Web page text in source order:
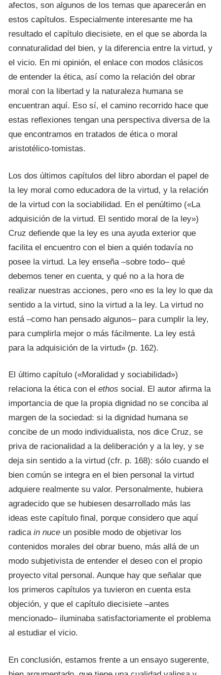
afectos, son algunos de los temas que aparecerán en
estos capítulos. Especialmente interesante me ha
resultado el capítulo diecisiete, en el que se aborda la
connaturalidad del bien, y la diferencia entre la virtud, y
el vicio. En mi opinión, el enlace con modos clásicos
de entender la ética, así como la relación del obrar
moral con la libertad y la naturaleza humana se
encuentran aquí. Eso sí, el camino recorrido hace que
estas reflexiones tengan una perspectiva diversa de la
que encontramos en tratados de ética o moral
aristotélico-tomistas.
Los dos últimos capítulos del libro abordan el papel de
la ley moral como educadora de la virtud, y la relación
de la virtud con la sociabilidad. En el penúltimo («La
adquisición de la virtud. El sentido moral de la ley»)
Cruz defiende que la ley es una ayuda exterior que
facilita el encuentro con el bien a quién todavía no
posee la virtud. La ley enseña –sobre todo– qué
debemos tener en cuenta, y qué no a la hora de
realizar nuestras acciones, pero «no es la ley lo que da
sentido a la virtud, sino la virtud a la ley. La virtud no
está –como han pensado algunos– para cumplir la ley,
para cumplirla mejor o más fácilmente. La ley está
para la adquisición de la virtud» (p. 162).
El último capítulo («Moralidad y sociabilidad»)
relaciona la ética con el ethos social. El autor afirma la
importancia de que la propia dignidad no se conciba al
margen de la sociedad: si la dignidad humana se
concibe de un modo individualista, nos dice Cruz, se
priva de racionalidad a la deliberación y a la ley, y se
deja sin sentido a la virtud (cfr. p. 168): sólo cuando el
bien común se integra en el bien personal la virtud
adquiere realmente su valor. Personalmente, hubiera
agradecido que se hubiesen desarrollado más las
ideas este capítulo final, porque considero que aquí
radica in nuce un posible modo de objetivar los
contenidos morales del obrar bueno, más allá de un
modo subjetivista de entender el deseo con el propio
proyecto vital personal. Aunque hay que señalar que
los primeros capítulos ya tuvieron en cuenta esta
objeción, y que el capítulo diecisiete –antes
mencionado– iluminaba satisfactoriamente el problema
al estudiar el vicio.
En conclusión, estamos frente a un ensayo sugerente,